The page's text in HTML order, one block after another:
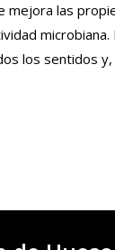
mejora las
los sentidos y,